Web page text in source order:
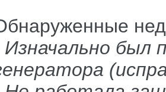
Изначально был